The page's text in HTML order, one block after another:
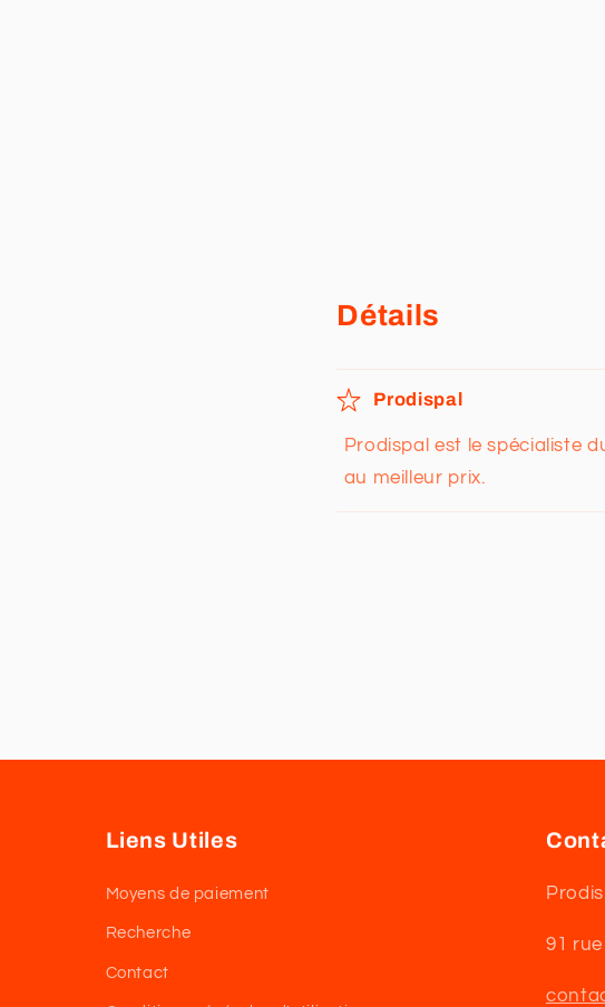
Détails
Prodispal
Prodispal est le spécialiste
au meilleur prix.
Liens Utiles
Moyens de paiement
Recherche
Contact
91